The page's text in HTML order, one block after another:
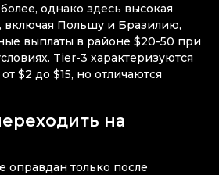
однако здесь высокая
включая Польшу и Бразилию,
выплаты в районе $20-50 при
Tier-3 характеризуются
$2 до $15, но отличаются
на
оправдан только после